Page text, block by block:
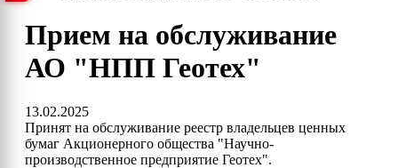
Прием на обслуживание
АО "НПП Геотех"
13.02.2025
Принят на обслуживание реестр владельцев ценных
бумаг Акционерного общества "Научно-
производственное предприятие Геотех".